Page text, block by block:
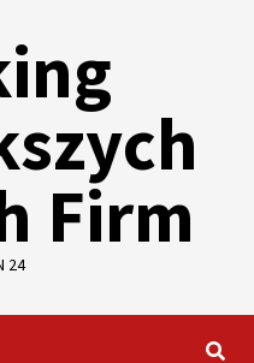
Firm
24